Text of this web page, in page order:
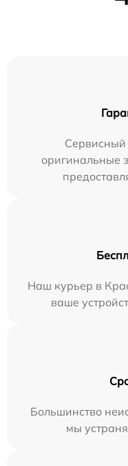
Сервисный
оригинальные
Наш курьер в
ваше
Большинство
мы